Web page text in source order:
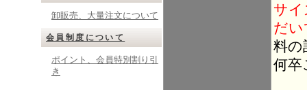
卸販売、大量注文について
会員制度について
ポイント、会員特別割り引
き
サ
だ
料の
何卒